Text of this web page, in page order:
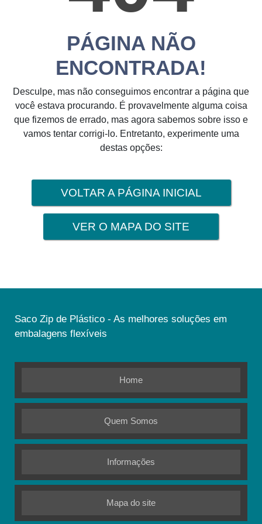
PÁGINA NÃO
ENCONTRADA!
Desculpe, mas não conseguimos encontrar a página que
você estava procurando. É provavelmente alguma coisa
que fizemos de errado, mas agora sabemos sobre isso e
vamos tentar corrigi-lo. Entretanto, experimente uma
destas opções:
VOLTAR A PÁGINA INICIAL
VER O MAPA DO SITE
Saco Zip de Plástico - As melhores soluções em
embalagens flexíveis
Home
Quem Somos
Informações
Mapa do site